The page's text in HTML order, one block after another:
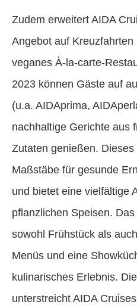
Zudem erweitert AIDA
Angebot auf
veganes À-la-carte-
2023 können Gäste auf
(u.a. AIDAprima,
nachhaltige Gerichte aus
Zutaten genießen.
Maßstäbe für gesunde
und bietet eine vielfältige
pflanzlichen Speisen.
sowohl Frühstück als
Menüs und eine
kulinarisches Erlebnis.
unterstreicht AIDA